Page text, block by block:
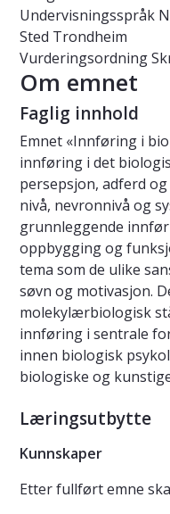
Undervisningsspråk
Sted Trondheim
Vurderingsordning
Om emnet
Faglig innhold
Emnet «Innføring i
innføring i det
persepsjon, adferd
nivå, nevronnivå og
grunnleggende
oppbygging og
tema som de ulike
søvn og motivasjon.
molekylærbiologisk
innføring i sentrale
innen biologisk
biologiske og
Læringsutbytte
Kunnskaper
Etter fullført emne